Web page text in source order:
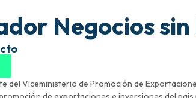
Negocios
del Viceministerio de Promoción de